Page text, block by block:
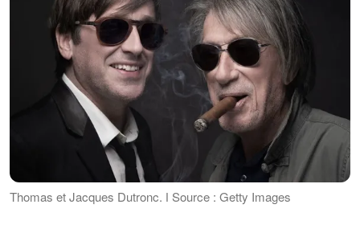
Thomas et Jacques Dutronc. ǀ Source : Getty Images